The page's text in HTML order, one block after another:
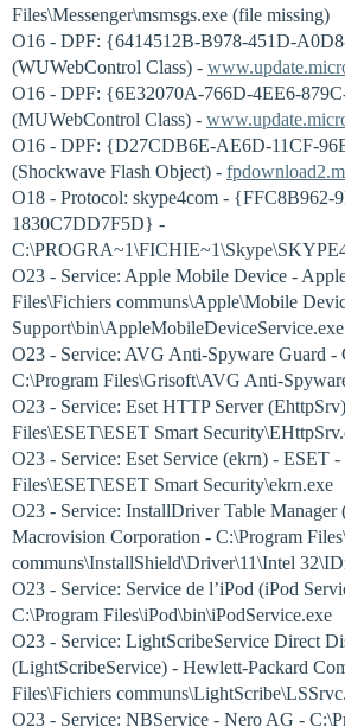
Files\Messenger\msmsgs.exe (file missing)
O16 - DPF: {6414512B-B978-451D-
(WUWebControl Class) -
O16 - DPF: {6E32070A-766D-4EE6-
(MUWebControl Class) -
O16 - DPF: {D27CDB6E-AE6D-11CF-
(Shockwave Flash Object) -
O18 - Protocol: skype4com - {FFC8B962-
1830C7DD7F5D} -
O23 - Service: Apple Mobile Device -
Files\Fichiers communs\Apple\Mobile
Support\bin\AppleMobileDeviceService.exe
O23 - Service: AVG Anti-Spyware Guard -
C:\Program Files\Grisoft\AVG Anti-
O23 - Service: Eset HTTP Server
Files\ESET\ESET Smart
O23 - Service: Eset Service (ekrn) - ESET -
Files\ESET\ESET Smart Security\ekrn.exe
O23 - Service: InstallDriver Table
Macrovision Corporation - C:\Program
communs\InstallShield\Driver\11\Intel
O23 - Service: Service de l’iPod (iPod
C:\Program Files\iPod\bin\iPodService.exe
O23 - Service: LightScribeService Direct
(LightScribeService) - Hewlett-Packard
Files\Fichiers
O23 - Service: NBService - Nero AG -